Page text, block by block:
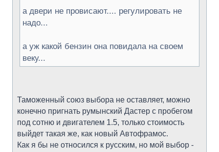
а двери не провисают.... регулировать не
надо...
а уж какой бензин она повидала на своем
веку...
Таможенный союз выбора не оставляет, можно
конечно пригнать румынский Дастер с пробегом
под сотню и двигателем 1.5, только стоимость
выйдет такая же, как новый Автофрамос.
Как я бы не относился к русским, но мой выбор -